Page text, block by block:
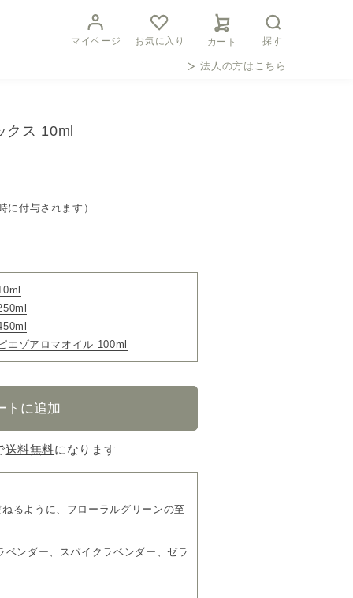
マイページ お気に入り カート 探す
法人の方はこちら
クス 10ml
に付与されます）
エゾアロマオイル 100ml
送料無料になります
るように、フローラルグリーンの至
ンダー、スパイクラベンダー、ゼラ